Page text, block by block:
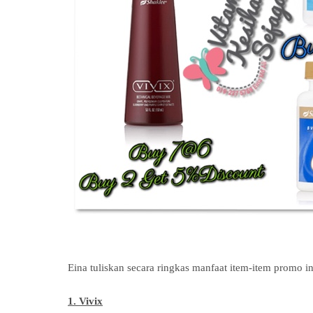
Eina tuliskan secara ringkas manfaat item-item promo
1. Vivix